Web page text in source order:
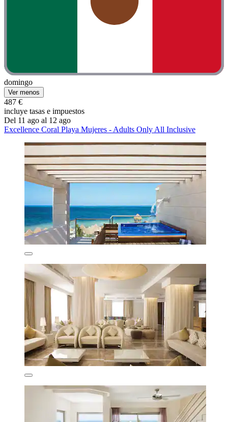
domingo
Ver menos
487 €
incluye tasas e impuestos
Del 11 ago al 12 ago
Excellence Coral Playa Mujeres - Adults Only All Inclusive